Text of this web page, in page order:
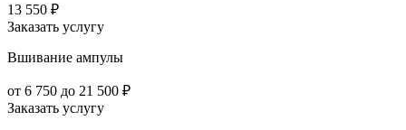
13 550 ₽
Заказать услугу
Вшивание ампулы
от 6 750 до 21 500 ₽
Заказать услугу